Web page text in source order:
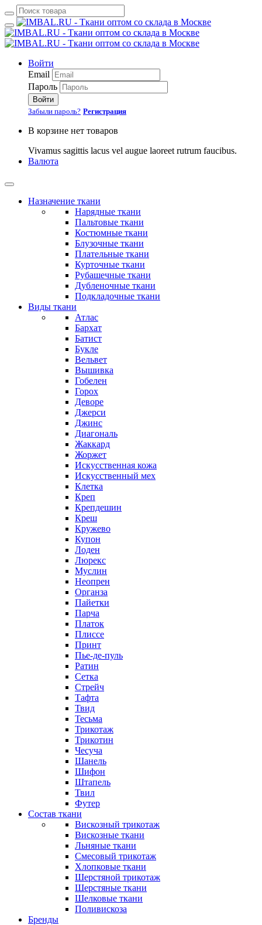
Войти
Email
Пароль
Войти
Забыли пароль? Регистрация
В корзине нет товаров
Vivamus sagittis lacus vel augue laoreet rutrum faucibus.
Валюта
Назначение ткани
Нарядные ткани
Пальтовые ткани
Костюмные ткани
Блузочные ткани
Плательные ткани
Курточные ткани
Рубашечные ткани
Дубленочные ткани
Подкладочные ткани
Виды ткани
Атлас
Бархат
Батист
Букле
Вельвет
Вышивка
Гобелен
Горох
Деворе
Джерси
Джинс
Диагональ
Жаккард
Жоржет
Искусственная кожа
Искусственный мех
Клетка
Креп
Крепдешин
Креш
Кружево
Купон
Лоден
Люрекс
Муслин
Неопрен
Органза
Пайетки
Парча
Платок
Плиссе
Принт
Пье-де-пуль
Ратин
Сетка
Стрейч
Тафта
Твид
Тесьма
Трикотаж
Трикотин
Чесуча
Шанель
Шифон
Штапель
Твил
Футер
Состав ткани
Вискозный трикотаж
Вискозные ткани
Льняные ткани
Смесовый трикотаж
Хлопковые ткани
Шерстяной трикотаж
Шерстяные ткани
Шелковые ткани
Поливискоза
Бренды